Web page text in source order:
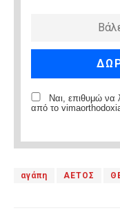
Ναι, επιθυμώ να
από το
αγάπη ΑΕΤΟΣ